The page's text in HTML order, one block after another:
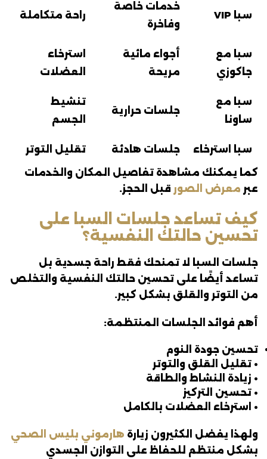
سبا VIP
خدمات خاصة
وفاخرة
راحة متكاملة
سبا مع
جاكوزي
أجواء مائية
مريحة
استرخاء
العضلات
سبا مع
ساونا
جلسات حرارية
تنشيط
الجسم
سبا استرخاء جلسات هادئة تقليل التوتر
كما يمكنك مشاهدة تفاصيل المكان والخدمات
عبر معرض الصور قبل الحجز.
كيف تساعد جلسات السبا على
تحسين حالتك النفسية؟
جلسات السبا لا تمنحك فقط راحة جسدية بل
تساعد أيضًا على تحسين حالتك النفسية والتخلص
من التوتر والقلق بشكل كبير.
أهم فوائد الجلسات المنتظمة:
تحسين جودة النوم
• تقليل القلق والتوتر
• زيادة النشاط والطاقة
• تحسين التركيز
• استرخاء العضلات بالكامل
ولهذا يفضل الكثيرون زيارة هارموني بليس الصحي
بشكل منتظم للحفاظ على التوازن الجسدي